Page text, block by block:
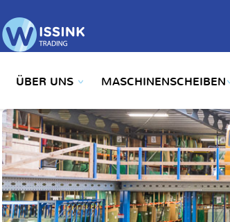
ÜBER UNS MASCHINENSCHEIBEN